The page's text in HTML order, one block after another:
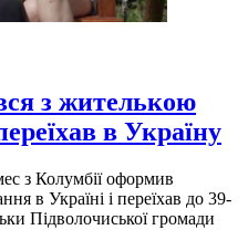
з жителькою
в Україну
з Колумбії оформив
в Україні і переїхав до 39-
Підволочиської громади